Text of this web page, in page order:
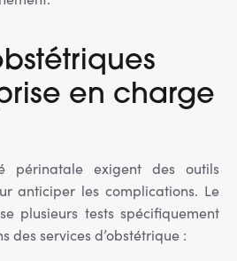
en charge
périnatale exigent des outils
anticiper les complications. Le
plusieurs tests spécifiquement
des services d’obstétrique :